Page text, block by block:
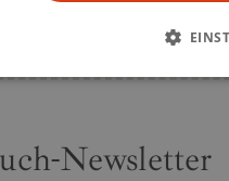
Newsletter